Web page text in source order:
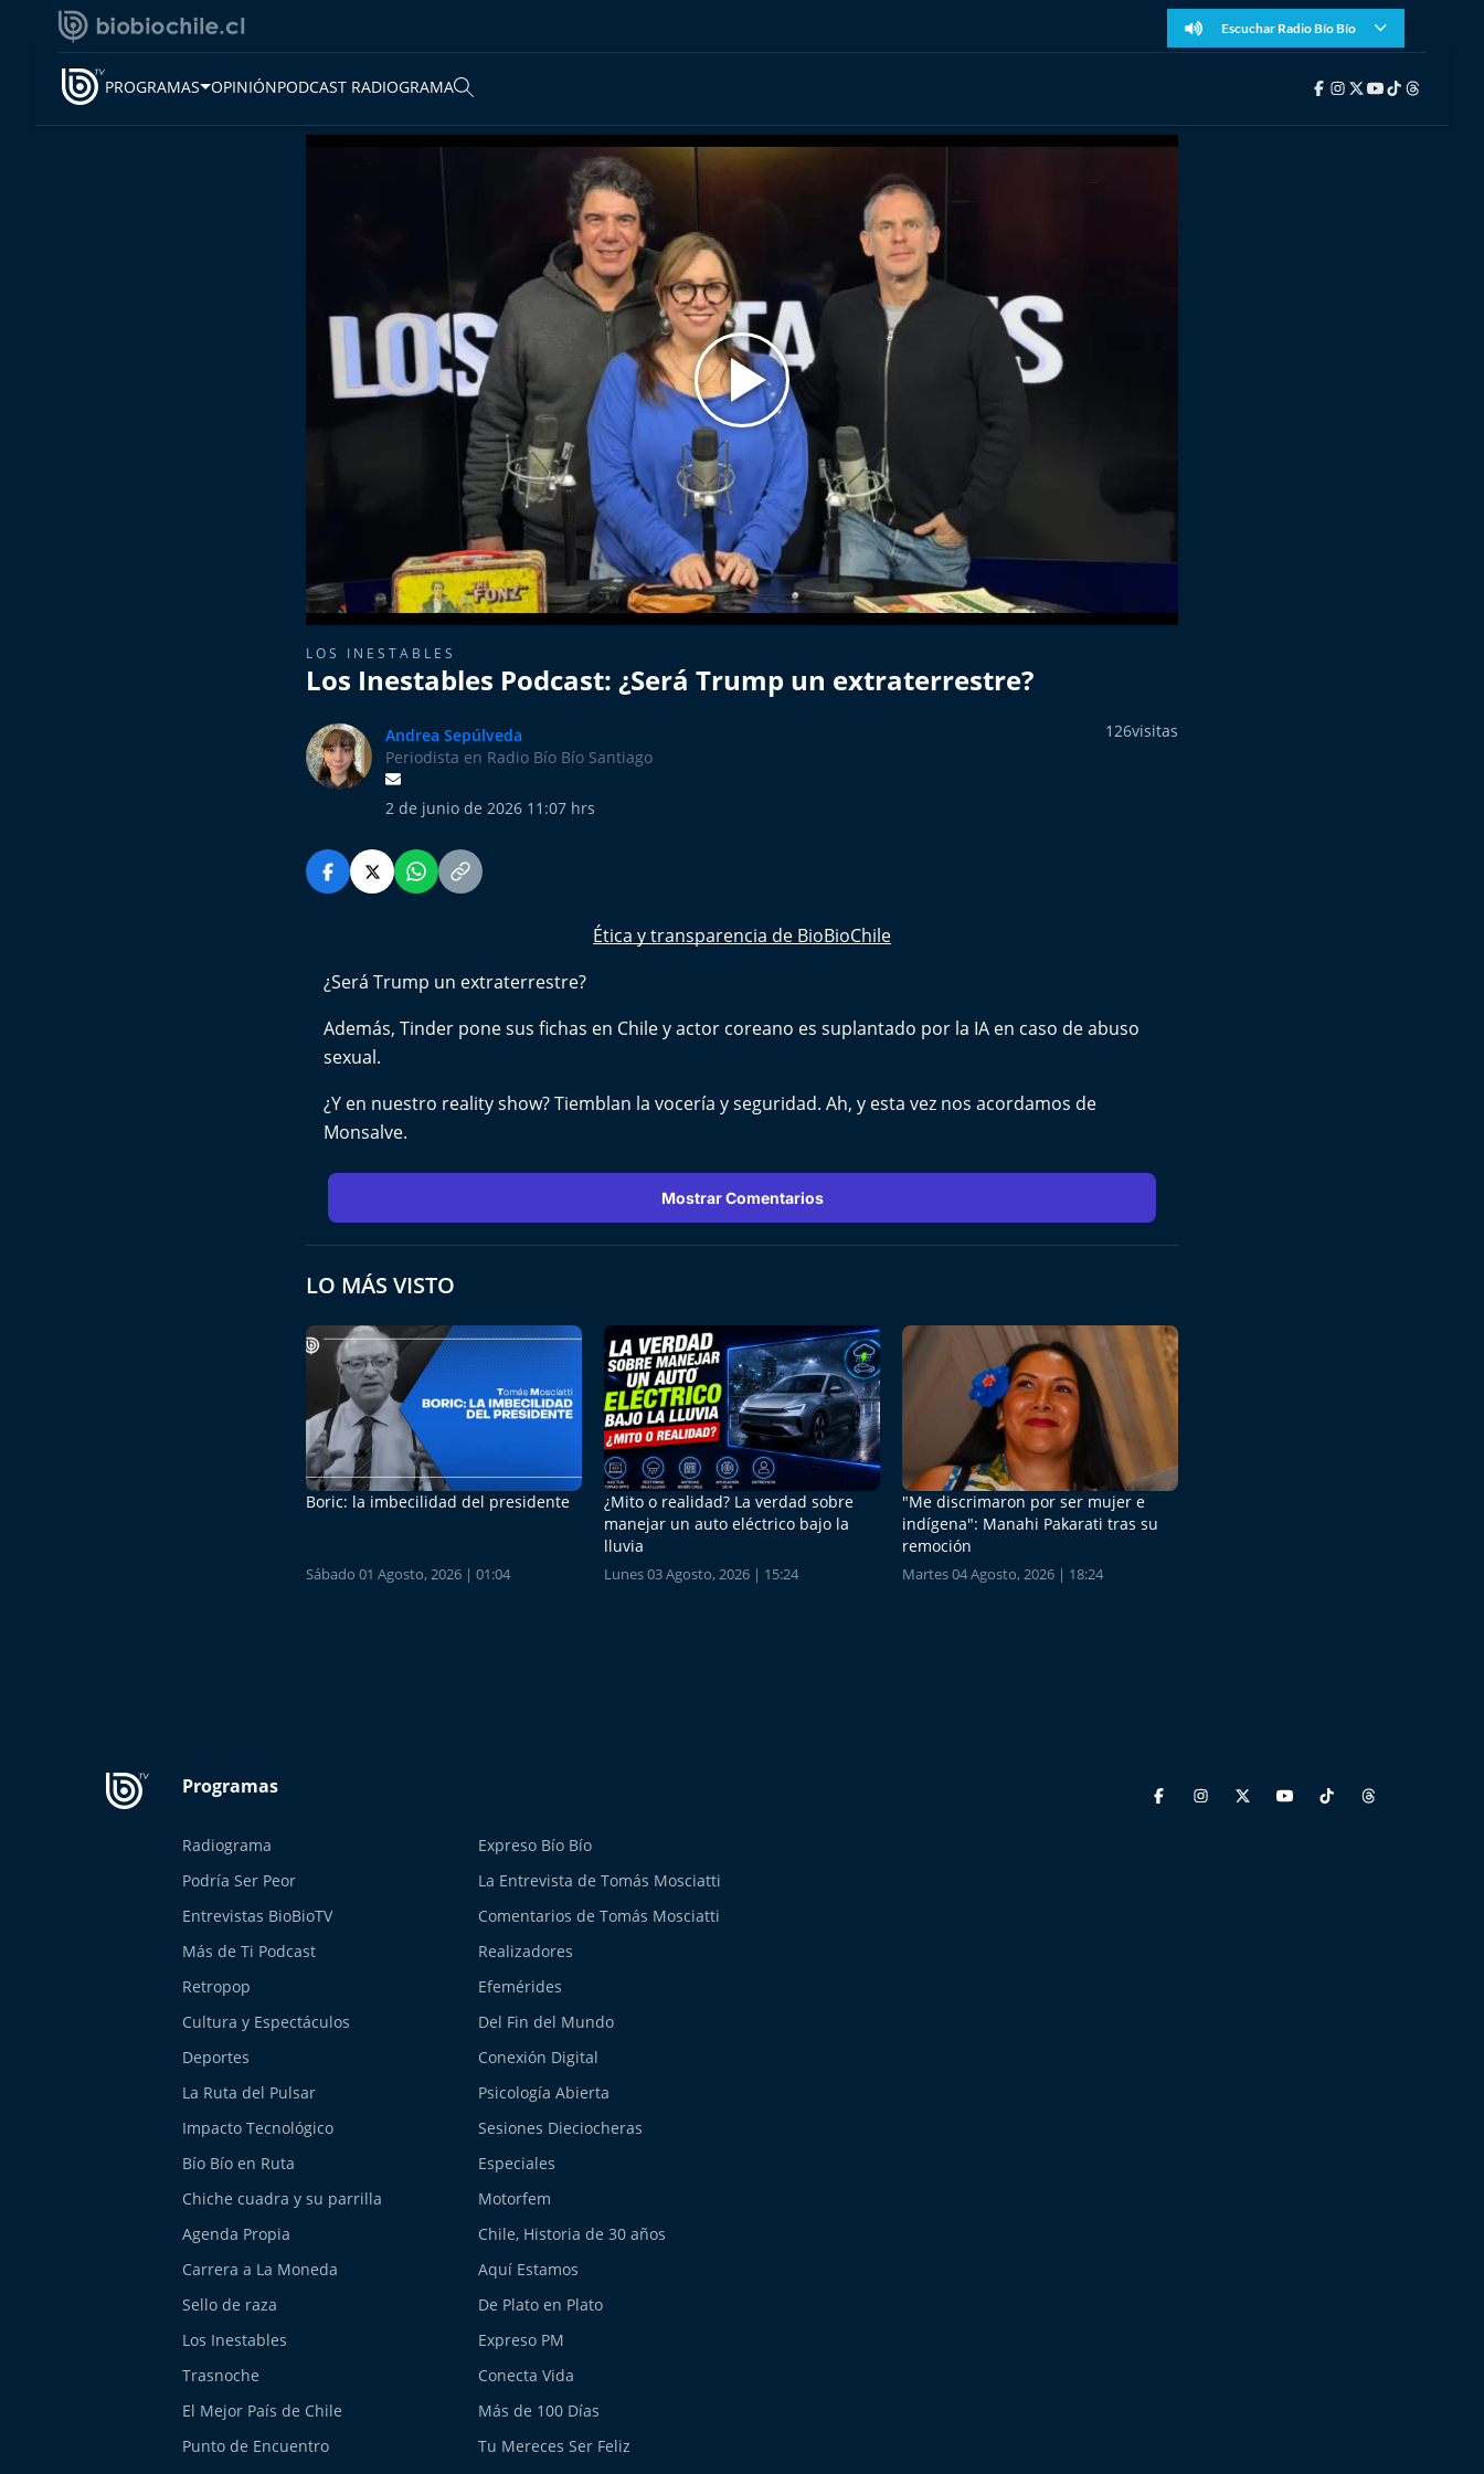
Escuchar Radio Bío Bío
PROGRAMAS OPINIÓNPODCAST RADIOGRAMA
LOS INESTABLES
Los Inestables Podcast: ¿Será Trump un extraterrestre?
Andrea Sepúlveda
Periodista en Radio Bío Bío Santiago
2 de junio de 2026 11:07 hrs
126visitas
Ética y transparencia de BioBioChile
¿Será Trump un extraterrestre?
Además, Tinder pone sus fichas en Chile y actor coreano es suplantado por la IA en caso de abuso
sexual.
¿Y en nuestro reality show? Tiemblan la vocería y seguridad. Ah, y esta vez nos acordamos de
Monsalve.
Mostrar Comentarios
LO MÁS VISTO
Boric: la imbecilidad del presidente
Sábado 01 Agosto, 2026 | 01:04
¿Mito o realidad? La verdad sobre
manejar un auto eléctrico bajo la
lluvia
Lunes 03 Agosto, 2026 | 15:24
"Me discrimaron por ser mujer e
indígena": Manahi Pakarati tras su
remoción
Martes 04 Agosto, 2026 | 18:24
Radiograma
Expreso Bío Bío
Podría Ser Peor
La Entrevista de Tomás Mosciatti
Entrevistas BioBioTV
Comentarios de Tomás Mosciatti
Más de Ti Podcast
Realizadores
Retropop
Efemérides
Cultura y Espectáculos
Del Fin del Mundo
Deportes
Conexión Digital
La Ruta del Pulsar
Psicología Abierta
Impacto Tecnológico
Sesiones Dieciocheras
Bío Bío en Ruta
Especiales
Chiche cuadra y su parrilla
Motorfem
Agenda Propia
Chile, Historia de 30 años
Carrera a La Moneda
Aquí Estamos
Sello de raza
De Plato en Plato
Los Inestables
Expreso PM
Trasnoche
Conecta Vida
El Mejor País de Chile
Más de 100 Días
Punto de Encuentro
Tu Mereces Ser Feliz